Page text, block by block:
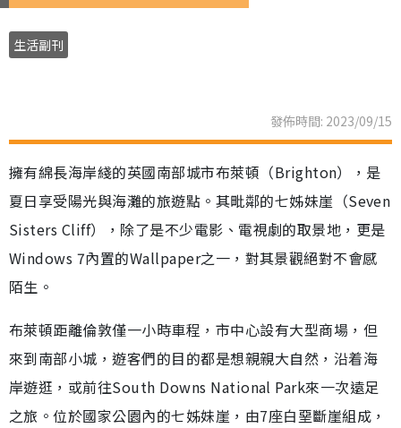
生活副刊
發佈時間: 2023/09/15
擁有綿長海岸綫的英國南部城市布萊頓（Brighton），是
夏日享受陽光與海灘的旅遊點。其毗鄰的七姊妹崖（Seven
Sisters Cliff），除了是不少電影、電視劇的取景地，更是
Windows 7內置的Wallpaper之一，對其景觀絕對不會感
陌生。
布萊頓距離倫敦僅一小時車程，市中心設有大型商場，但
來到南部小城，遊客們的目的都是想親親大自然，沿着海
岸遊逛，或前往South Downs National Park來一次遠足
之旅。位於國家公園內的七姊妹崖，由7座白堊斷崖組成，